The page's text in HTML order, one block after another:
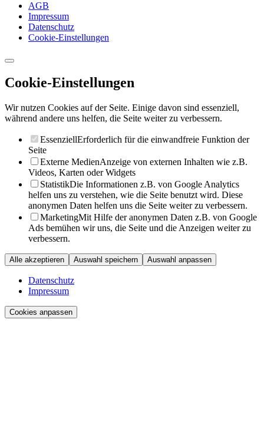
AGB
Impressum
Datenschutz
Cookie-Einstellungen
Cookie-Einstellungen
Wir nutzen Cookies auf der Seite. Einige davon sind essenziell,
während andere uns helfen, die Seite weiter zu verbessern.
EssenziellErforderlich für die einwandfreie Funktion der
Seite
Externe MedienAnzeige von externen Inhalten wie z.B.
Videos, Karten oder Widgets
StatistikDie Informationen z.B. von Google Analytics
helfen uns zu verstehen, wie die Seite benutzt wird. Diese
anonymen Daten helfen uns die Seite weiter zu verbessern.
MarketingMit Hilfe der anonymen Daten z.B. von Google
Ads bemühen wir uns, die Seite und die Anzeigen weiter zu
verbessern.
Alle akzeptieren Auswahl speichern Auswahl anpassen
Datenschutz
Impressum
Cookies anpassen